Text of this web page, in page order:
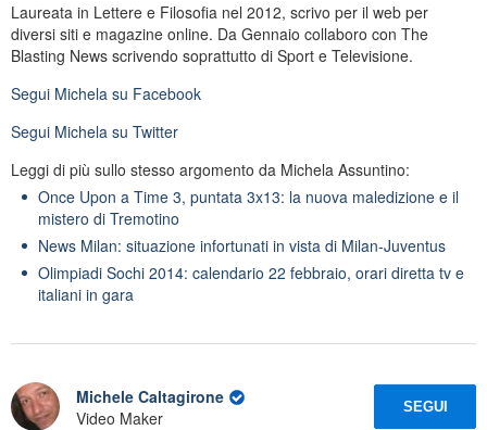
Laureata in Lettere e Filosofia nel 2012, scrivo per il web per
diversi siti e magazine online. Da Gennaio collaboro con The
Blasting News scrivendo soprattutto di Sport e Televisione.
Segui Michela su Facebook
Segui Michela su Twitter
Leggi di più sullo stesso argomento da Michela Assuntino:
Once Upon a Time 3, puntata 3x13: la nuova maledizione e il
mistero di Tremotino
News Milan: situazione infortunati in vista di Milan-Juventus
Olimpiadi Sochi 2014: calendario 22 febbraio, orari diretta tv e
italiani in gara
Michele Caltagirone
Video Maker
SEGUI